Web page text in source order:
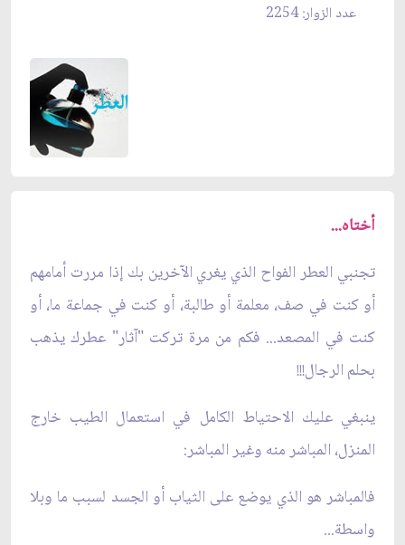
عدد الزوار: 2254
أختاه...
تجنبي العطر الفواح الذي يغري الآخرين بك إذا مررت أمامهم
أو كنت في صف، معلمة أو طالبة، أو كنت في جماعة ما، أو
كنت في المصعد... فكم من مرة تركت "آثار" عطرك يذهب
بحلم الرجال!!!
ينبغي عليك الاحتياط الكامل في استعمال الطيب خارج
المنزل، المباشر منه وغير المباشر:
فالمباشر هو الذي يوضع على الثياب أو الجسد لسبب ما وبلا
واسطة...